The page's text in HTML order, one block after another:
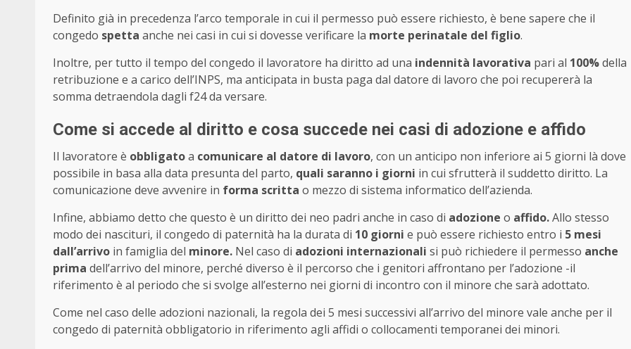
Definito già in precedenza l’arco temporale in cui il permesso può essere richiesto, è bene sapere che il
congedo spetta anche nei casi in cui si dovesse verificare la morte perinatale del figlio.
Inoltre, per tutto il tempo del congedo il lavoratore ha diritto ad una indennità lavorativa pari al 100%della
retribuzione e a carico dell’INPS, ma anticipata in busta paga dal datore di lavoro che poi recupererà la
somma detraendola dagli f24 da versare.
Come si accede al diritto e cosa succede nei casi di adozione e affido
Il lavoratore è obbligatoa comunicare al datore di lavoro, con un anticipo non inferiore ai 5 giorni là dove
possibile in basa alla data presunta del parto, quali saranno i giorni in cui sfrutterà il suddetto diritto. La
comunicazione deve avvenire in forma scritta o mezzo di sistema informatico dell’azienda.
Infine, abbiamo detto che questo è un diritto dei neo padri anche in caso di adozione o affido.Allo stesso
modo dei nascituri, il congedo di paternità ha la durata di 10 giorni e può essere richiesto entro i 5 mesi
dall’arrivo in famiglia del minore. Nel caso di adozioni internazionali si può richiedere il permesso anche
prima dell’arrivo del minore, perché diverso è il percorso che i genitori affrontano per l’adozione -il
riferimento è al periodo che si svolge all’esterno nei giorni di incontro con il minore che sarà adottato.
Come nel caso delle adozioni nazionali, la regola dei 5 mesi successivi all’arrivo del minore vale anche per il
congedo di paternità obbligatorio in riferimento agli affidi o collocamenti temporanei dei minori.